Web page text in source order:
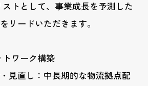
トとして、事業成長を予測した
リードいただきます。
トワーク構築
見直し：中長期的な物流拠点配